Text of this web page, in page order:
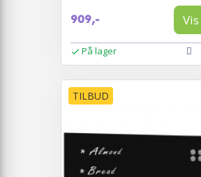
909,- Vis
På lager
TILBUD